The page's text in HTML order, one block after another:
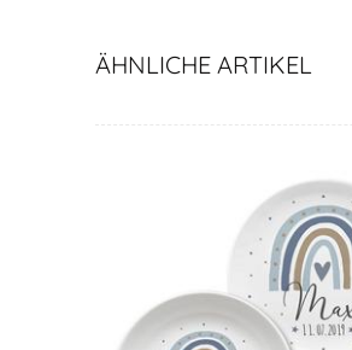
ÄHNLICHE ARTIKEL